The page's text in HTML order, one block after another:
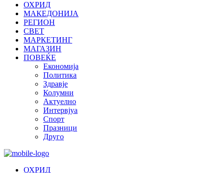
ОХРИД
МАКЕДОНИЈА
РЕГИОН
СВЕТ
МАРКЕТИНГ
МАГАЗИН
ПОВЕЌЕ
Економија
Политика
Здравје
Колумни
Актуелно
Интервјуа
Спорт
Празници
Друго
ОХРИД